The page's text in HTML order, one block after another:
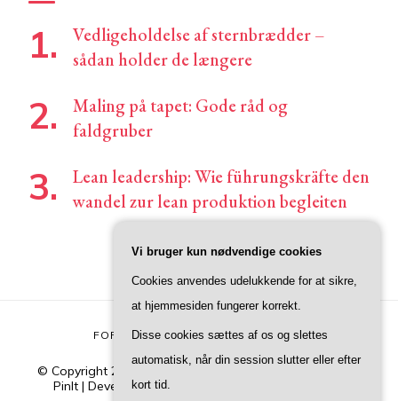
Vedligeholdelse af sternbrædder –
sådan holder de længere
Maling på tapet: Gode råd og
faldgruber
Lean leadership: Wie führungskräfte den
wandel zur lean produktion begleiten
© Copyright 2026
PinIt | Developed By
FORSIDE KONTAKT PRIVATLIVSPOLITIK
Vi bruger kun nødvendige cookies
Cookies anvendes udelukkende for at sikre,
at hjemmesiden fungerer korrekt.
Disse cookies sættes af os og slettes
automatisk, når din session slutter eller efter
kort tid.